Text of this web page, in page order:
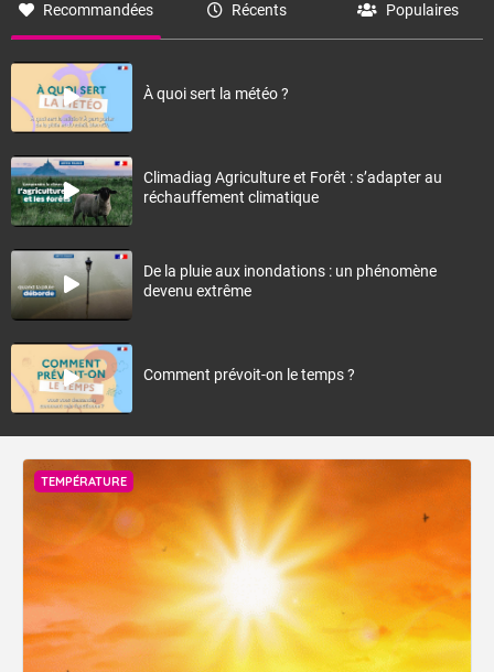
Recommandées Récents Populaires
À quoi sert la météo ?
Climadiag Agriculture et Forêt : s’adapter au
réchauffement climatique
De la pluie aux inondations : un phénomène
devenu extrême
Comment prévoit-on le temps ?
TEMPÉRATURE